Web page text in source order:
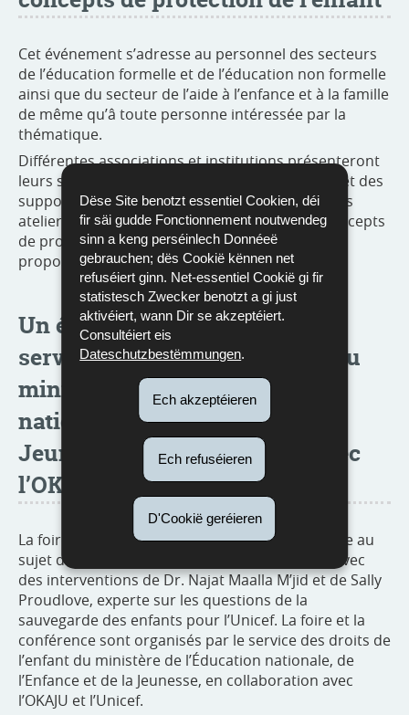
Dëse Site benotzt essentiel Cookien, déi
fir säi gudde Fonctionnement noutwendeg
sinn a keng perséinlech Donnéeë
gebrauchen; dës Cookië kënnen net
refuséiert ginn. Net-essentiel Cookië gi fir
statistesch Zwecker benotzt a gi just
aktivéiert, wann Dir se akzeptéiert.
Consultéiert eis
Dateschutzbestëmmungen.
Ech akzeptéieren
Ech refuséieren
D'Cookië geréieren
Cet événement s’adresse au personnel des secteurs
de l’éducation formelle et de l’éducation non formelle
ainsi que du secteur de l’aide à l’enfance et à la famille
de même qu’â toute personne intéressée par la
thématique.
Différentes associations et institutions présenteront
leurs services ainsi que du matériel didactique et des
supports d’information et de sensibilisation. Des
ateliers et des projets pédagogiques sur les concepts
de protection de l’enfant et des jeunes seront
proposés en amont de la conférence.
Un événement organisé par le
service des droits de l’enfant du
ministère de l’Éducation
nationale, de l’Enfance et de la
Jeunesse, en collaboration avec
l’OKAJU et l’Unicef
La foire sera suivie d’une conférence thématique au
sujet des concepts de protection de l’enfance avec
des interventions de Dr. Najat Maalla M’jid et de Sally
Proudlove, experte sur les questions de la
sauvegarde des enfants pour l’Unicef. La foire et la
conférence sont organisés par le service des droits de
l’enfant du ministère de l’Éducation nationale, de
l’Enfance et de la Jeunesse, en collaboration avec
l’OKAJU et l’Unicef.